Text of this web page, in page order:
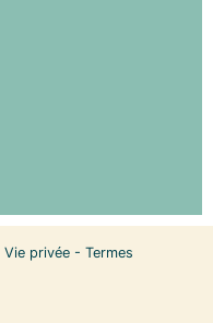
Vie privée - Termes